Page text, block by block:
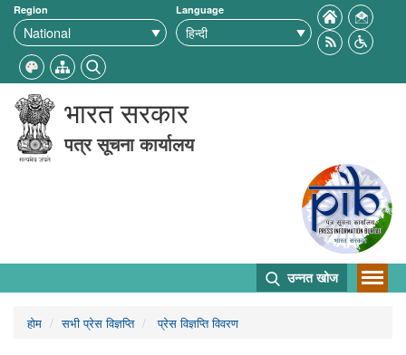
Region Language
भारत सरकार
पत्र सूचना कार्यालय
उन्नत खोज
होम सभी प्रेस विज्ञप्ति प्रेस विज्ञप्ति विवरण